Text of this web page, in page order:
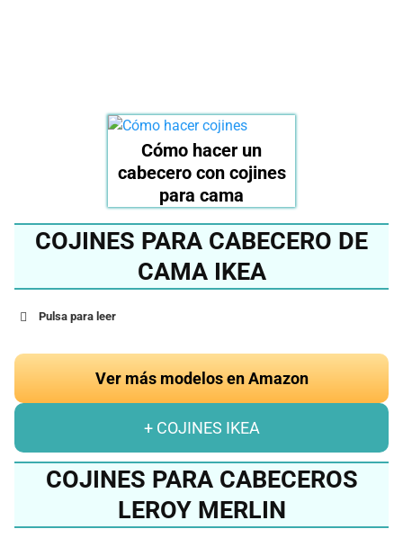
Cómo hacer un
cabecero con cojines
para cama
COJINES PARA CABECERO DE
CAMA IKEA
Pulsa para leer
Ver más modelos en Amazon
+ COJINES IKEA
COJINES PARA CABECEROS
LEROY MERLIN